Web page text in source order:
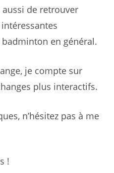
aussi de retrouver
en général.
je compte sur
plus interactifs.
n’hésitez pas à me
!